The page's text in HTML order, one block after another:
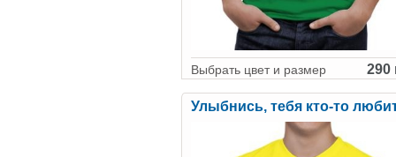
Выбрать цвет и размер 290
Улыбнись, тебя кто-то